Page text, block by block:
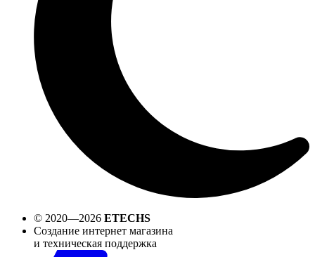
© 2020—2026 ETECHS
Создание интернет магазина
и техническая поддержка